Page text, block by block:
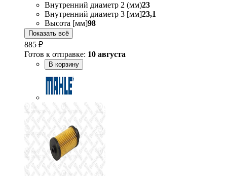
Внутренний диаметр 2 (мм)23
Внутренний диаметр 3 [мм]23,1
Высота [мм]98
Показать всё
885 ₽
Готов к отправке: 10 августа
В корзину